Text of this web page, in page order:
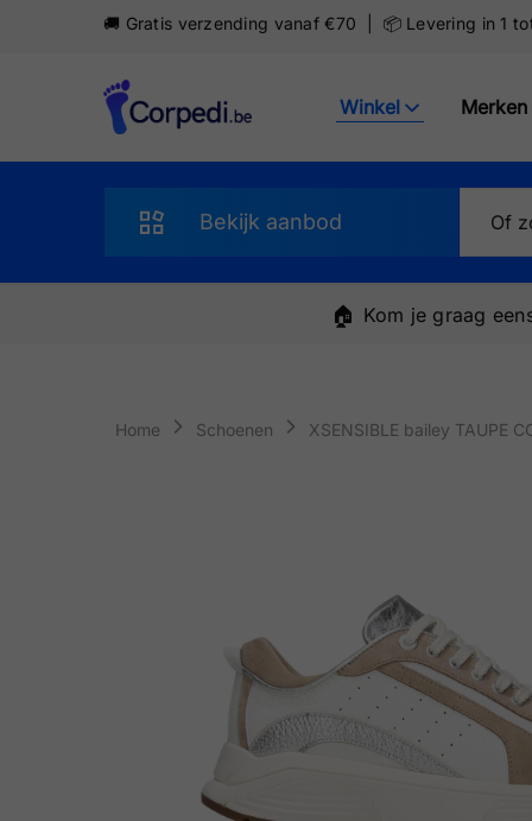
🚚 Gratis verzending vanaf €70 | 📦 Levering in 1
Corpedi Winkel Merken
Bekijk aanbod
Voet- en schoenverzorging
Cadeaubon
🏠 Kom je graag
Home Schoenen XSENSIBLE bailey TAUPE